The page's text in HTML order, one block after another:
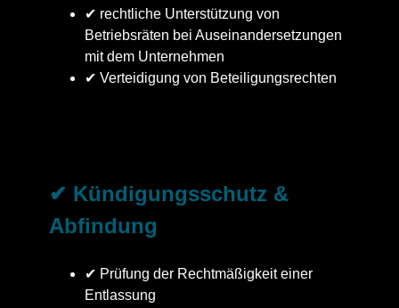
✔ rechtliche Unterstützung von
Betriebsräten bei Auseinandersetzungen
mit dem Unternehmen
✔ Verteidigung von Beteiligungsrechten
✔ Kündigungsschutz &
Abfindung
✔ Prüfung der Rechtmäßigkeit einer
Entlassung